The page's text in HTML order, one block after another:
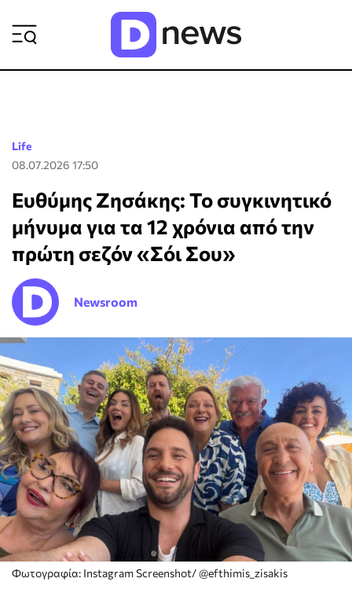
Life
08.07.2026 17:50
Ευθύμης Ζησάκης: Το συγκινητικό
μήνυμα για τα 12 χρόνια από την
πρώτη σεζόν «Σόι Σου»
Newsroom
Φωτογραφία: Instagram Screenshot/ @efthimis_zisakis